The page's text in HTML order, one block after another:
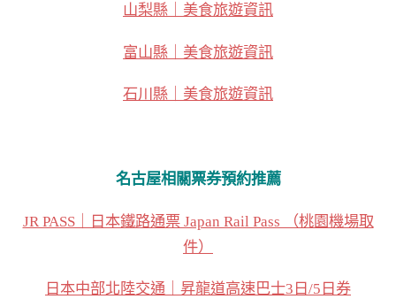
山梨縣｜美食旅遊資訊
富山縣｜美食旅遊資訊
石川縣｜美食旅遊資訊
名古屋相關票券預約推薦
JR PASS｜日本鐵路通票 Japan Rail Pass （桃園機場取
件）
日本中部北陸交通｜昇龍道高速巴士3日/5日券